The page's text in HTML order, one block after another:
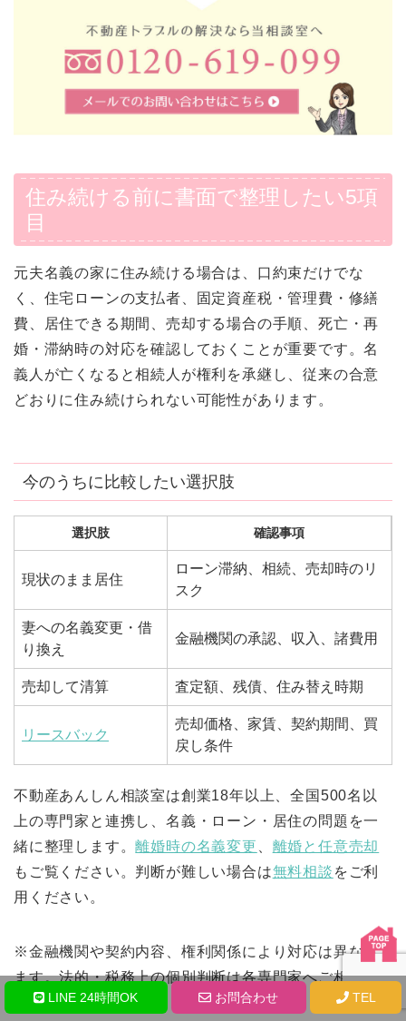
住み続ける前に書面で整理したい5項
目
元夫名義の家に住み続ける場合は、口約束だけでな
く、住宅ローンの支払者、固定資産税・管理費・修繕
費、居住できる期間、売却する場合の手順、死亡・再
婚・滞納時の対応を確認しておくことが重要です。名
義人が亡くなると相続人が権利を承継し、従来の合意
どおりに住み続けられない可能性があります。
今のうちに比較したい選択肢
選択肢 確認事項
現状のまま居住
ローン滞納、相続、売却時のリ
スク
妻への名義変更・借
り換え
金融機関の承認、収入、諸費用
売却して清算 査定額、残債、住み替え時期
リースバック
売却価格、家賃、契約期間、買
戻し条件
不動産あんしん相談室は創業18年以上、全国500名以
上の専門家と連携し、名義・ローン・居住の問題を一
緒に整理します。離婚時の名義変更
離婚と任意売却
もご覧ください。判断が難しい場合は無料相談 をご利
用ください。
※金融機関や契約内容、権利関係により対応は異なり
ます。法的・税務上の個別判断は各専門家へご相談く
ださい。LINE 24時間OK お問合わせ TEL